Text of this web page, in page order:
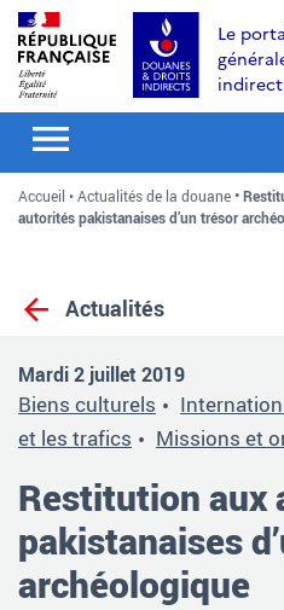
Aller
au
contenu
Aller
recherche
Aller
au
menu
Le
Accueil Actualités de la douane
autorités pakistanaises d’un trésor
Actualités
Mardi 2 juillet 2019
Biens culturels
et les trafics
Missions et
Restitution aux
pakistanaises
archéologique